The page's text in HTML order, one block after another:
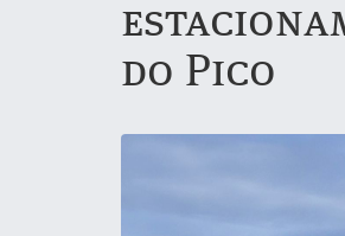
do Pico